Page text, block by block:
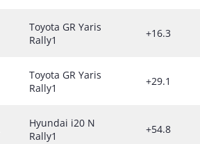
Toyota GR Yaris
Rally1
+16.3
Toyota GR Yaris
Rally1
+29.1
Hyundai i20 N
Rally1
+54.8